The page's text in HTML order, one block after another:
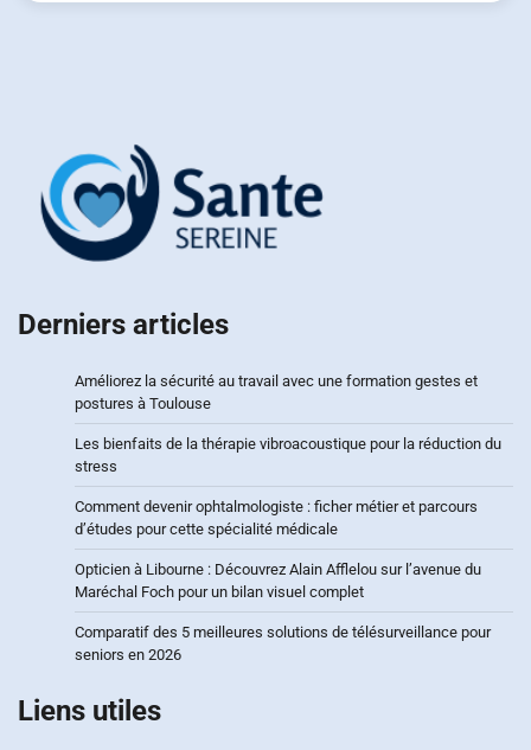
Derniers articles
Améliorez la sécurité au travail avec une formation gestes et
postures à Toulouse
Les bienfaits de la thérapie vibroacoustique pour la réduction du
stress
Comment devenir ophtalmologiste : ficher métier et parcours
d’études pour cette spécialité médicale
Opticien à Libourne : Découvrez Alain Afflelou sur l’avenue du
Maréchal Foch pour un bilan visuel complet
Comparatif des 5 meilleures solutions de télésurveillance pour
seniors en 2026
Liens utiles